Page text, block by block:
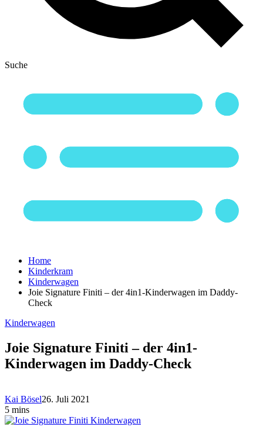
Suche
Home
Kinderkram
Kinderwagen
Joie Signature Finiti – der 4in1-Kinderwagen im Daddy-
Check
Kinderwagen
Joie Signature Finiti – der 4in1-
Kinderwagen im Daddy-Check
Kai Bösel26. Juli 2021
5 mins